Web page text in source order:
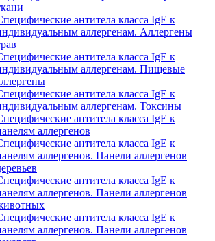
антитела класса IgE к
аллергенам. Аллергены
антитела класса IgE к
аллергенам. Пищевые
антитела класса IgE к
аллергенам. Токсины
антитела класса IgE к
аллергенов
антитела класса IgE к
аллергенов. Панели аллергенов
антитела класса IgE к
аллергенов. Панели аллергенов
антитела класса IgE к
аллергенов. Панели аллергенов